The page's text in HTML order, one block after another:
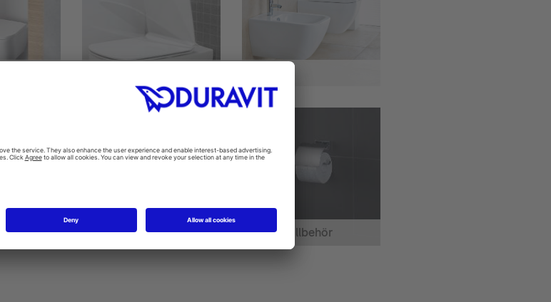
SensoWash WC-sits med hygiendusch Urinaler Toalet tillbehör